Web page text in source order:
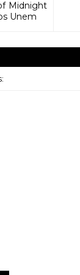
Midnight
Unem